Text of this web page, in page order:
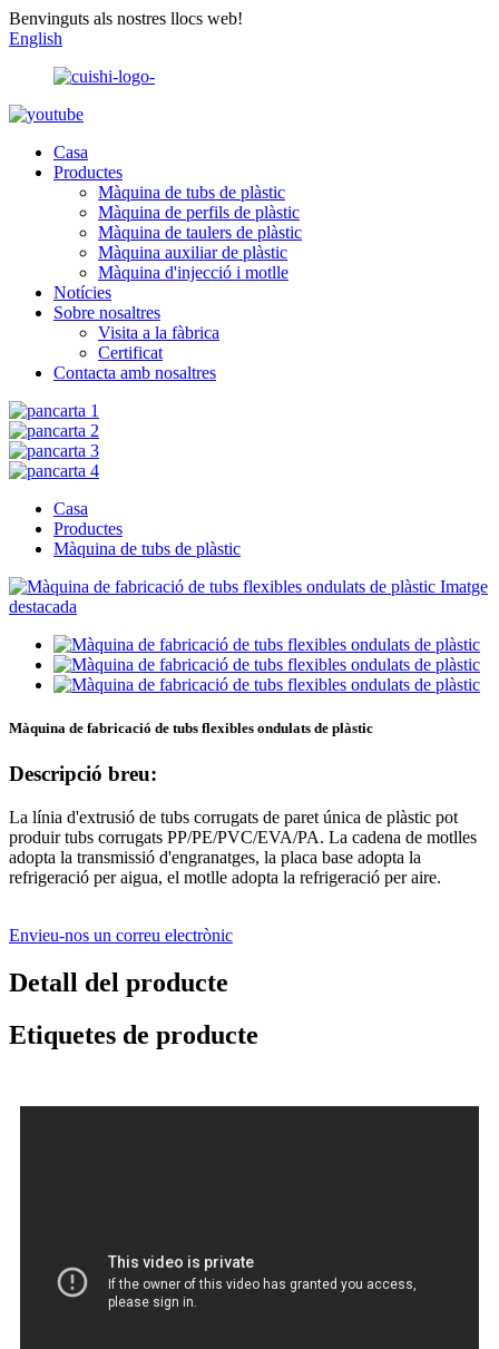
Benvinguts als nostres llocs web!
English
Casa
Productes
Màquina de tubs de plàstic
Màquina de perfils de plàstic
Màquina de taulers de plàstic
Màquina auxiliar de plàstic
Màquina d'injecció i motlle
Notícies
Sobre nosaltres
Visita a la fàbrica
Certificat
Contacta amb nosaltres
Casa
Productes
Màquina de tubs de plàstic
Màquina de fabricació de tubs flexibles ondulats de plàstic
Descripció breu:
La línia d'extrusió de tubs corrugats de paret única de plàstic pot
produir tubs corrugats PP/PE/PVC/EVA/PA. La cadena de motlles
adopta la transmissió d'engranatges, la placa base adopta la
refrigeració per aigua, el motlle adopta la refrigeració per aire.
Envieu-nos un correu electrònic
Detall del producte
Etiquetes de producte